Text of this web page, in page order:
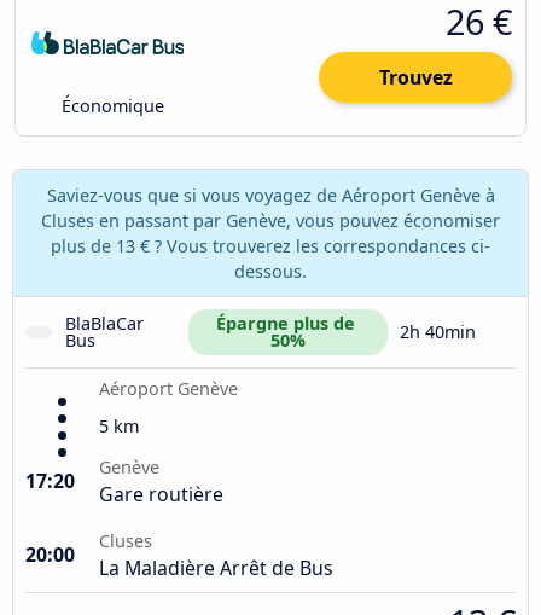
Économique
26 €
Trouvez
Saviez-vous que si vous voyagez de Aéroport Genève à
Cluses en passant par Genève, vous pouvez économiser
plus de 13 € ? Vous trouverez les correspondances ci-
dessous.
BlaBlaCar
Bus
Épargne plus de
50% 2h 40min
Aéroport Genève
5 km
17:20
Genève
Gare routière
20:00
Cluses
La Maladière Arrêt de Bus